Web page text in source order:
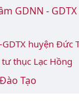
GDNN -
huyện Đức
thục Lạc Hồng
Tạo